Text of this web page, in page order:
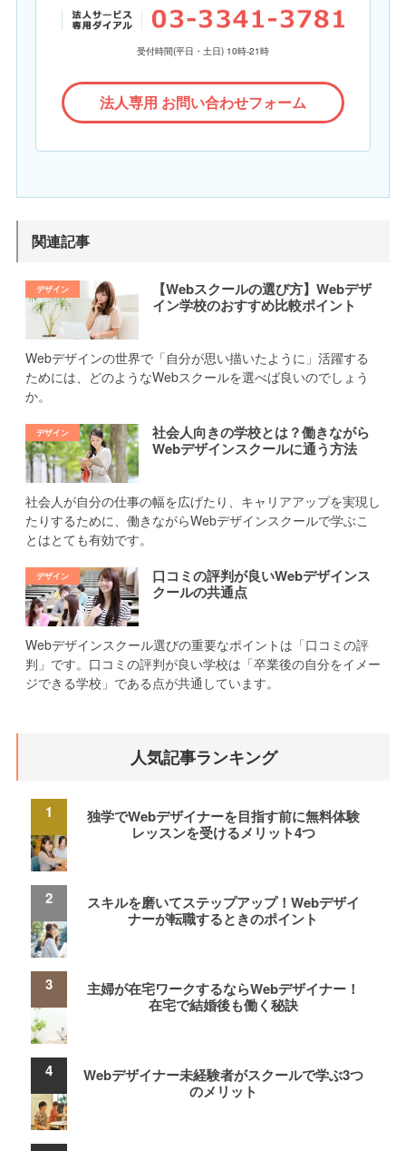
受付時間(平日・土日) 10時-21時
法人専用 お問い合わせフォーム
関連記事
【Webスクールの選び方】Webデザ
イン学校のおすすめ比較ポイント
Webデザインの世界で「自分が思い描いたように」活躍する
ためには、どのようなWebスクールを選べば良いのでしょう
か。
社会人向きの学校とは？働きながら
Webデザインスクールに通う方法
社会人が自分の仕事の幅を広げたり、キャリアアップを実現し
たりするために、働きながらWebデザインスクールで学ぶこ
とはとても有効です。
口コミの評判が良いWebデザインス
クールの共通点
Webデザインスクール選びの重要なポイントは「口コミの評
判」です。口コミの評判が良い学校は「卒業後の自分をイメー
ジできる学校」である点が共通しています。
人気記事ランキング
独学でWebデザイナーを目指す前に無料体験
レッスンを受けるメリット4つ
スキルを磨いてステップアップ！Webデザイ
ナーが転職するときのポイント
主婦が在宅ワークするならWebデザイナー！
在宅で結婚後も働く秘訣
Webデザイナー未経験者がスクールで学ぶ3つ
のメリット